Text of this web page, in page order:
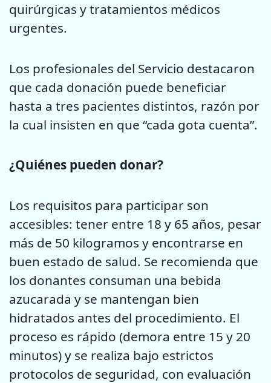
quirúrgicas y tratamientos médicos
urgentes.
Los profesionales del Servicio destacaron
que cada donación puede beneficiar
hasta a tres pacientes distintos, razón por
la cual insisten en que “cada gota cuenta”.
¿Quiénes pueden donar?
Los requisitos para participar son
accesibles: tener entre 18 y 65 años, pesar
más de 50 kilogramos y encontrarse en
buen estado de salud. Se recomienda que
los donantes consuman una bebida
azucarada y se mantengan bien
hidratados antes del procedimiento. El
proceso es rápido (demora entre 15 y 20
minutos) y se realiza bajo estrictos
protocolos de seguridad, con evaluación